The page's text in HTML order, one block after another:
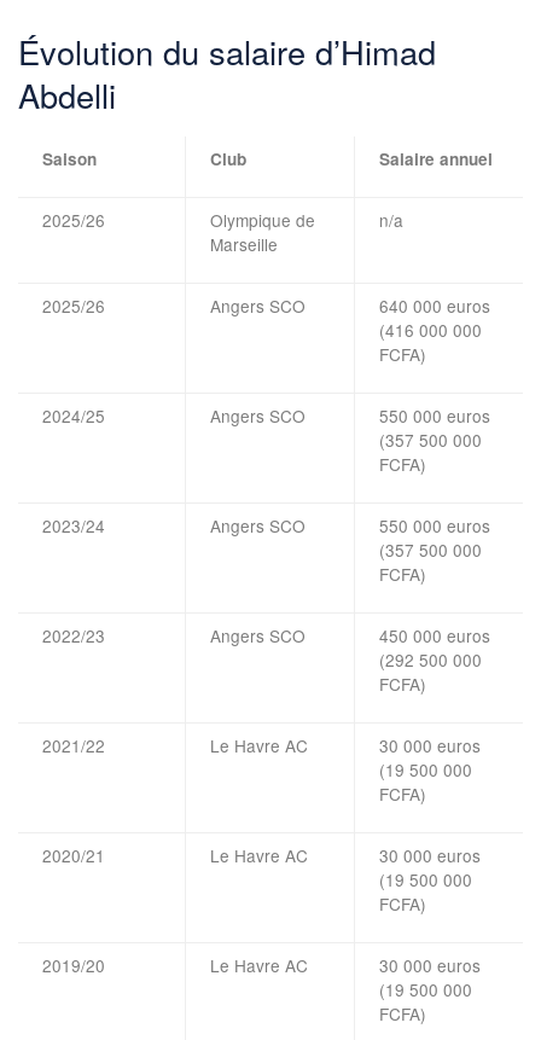
Évolution du salaire d’Himad
Abdelli
Saison Club Salaire annuel
2025/26
Olympique de
Marseille
n/a
2025/26 Angers SCO
640 000 euros
(416 000 000
FCFA)
2024/25 Angers SCO
550 000 euros
(357 500 000
FCFA)
2023/24 Angers SCO
550 000 euros
(357 500 000
FCFA)
2022/23 Angers SCO
450 000 euros
(292 500 000
FCFA)
2021/22 Le Havre AC
30 000 euros
(19 500 000
FCFA)
2020/21 Le Havre AC
30 000 euros
(19 500 000
FCFA)
2019/20 Le Havre AC
30 000 euros
(19 500 000
FCFA)